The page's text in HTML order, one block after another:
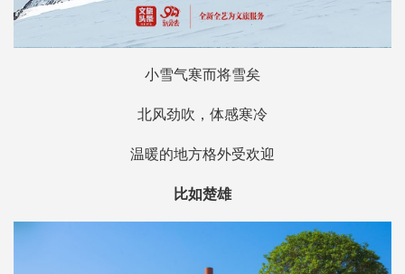
小雪气寒而将雪矣
北风劲吹，体感寒冷
温暖的地方格外受欢迎
比如楚雄